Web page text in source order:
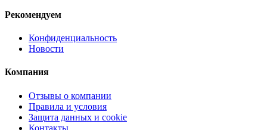
Рекомендуем
Конфиденциальность
Новости
Компания
Отзывы о компании
Правила и условия
Защита данных и cookie
Контакты